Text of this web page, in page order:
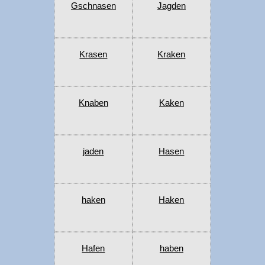
Gschnasen Jagden
Krasen Kraken
Knaben Kaken
jaden Hasen
haken Haken
Hafen haben